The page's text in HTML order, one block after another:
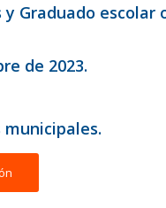
y Graduado escolar
de 2023.